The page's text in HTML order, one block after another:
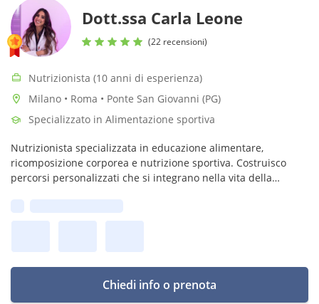
Dott.ssa Carla Leone
(22 recensioni)
Nutrizionista (10 anni di esperienza)
Milano • Roma • Ponte San Giovanni (PG)
Specializzato in Alimentazione sportiva
Nutrizionista specializzata in educazione alimentare,
ricomposizione corporea e nutrizione sportiva. Costruisco
percorsi personalizzati che si integrano nella vita della
Chiedi info o prenota